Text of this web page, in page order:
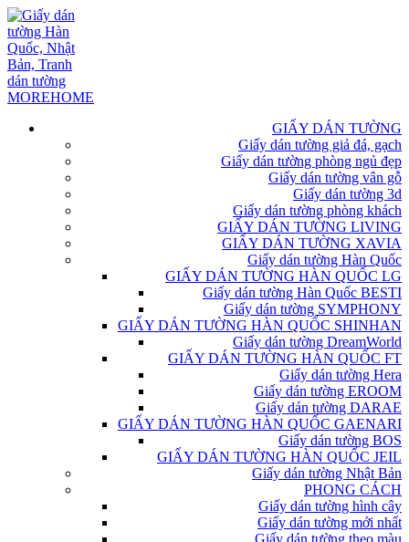
GIẤY DÁN TƯỜNG
Giấy dán tường giả đá, gạch
Giấy dán tường phòng ngủ đẹp
Giấy dán tường vân gỗ
Giấy dán tường 3d
Giấy dán tường phòng khách
GIẤY DÁN TƯỜNG LIVING
GIẤY DÁN TƯỜNG XAVIA
Giấy dán tường Hàn Quốc
GIẤY DÁN TƯỜNG HÀN QUỐC LG
Giấy dán tường Hàn Quốc BESTI
Giấy dán tường SYMPHONY
GIẤY DÁN TƯỜNG HÀN QUỐC SHINHAN
Giấy dán tường DreamWorld
GIẤY DÁN TƯỜNG HÀN QUỐC FT
Giấy dán tường Hera
Giấy dán tường EROOM
Giấy dán tường DARAE
GIẤY DÁN TƯỜNG HÀN QUỐC GAENARI
Giấy dán tường BOS
GIẤY DÁN TƯỜNG HÀN QUỐC JEIL
Giấy dán tường Nhật Bản
PHONG CÁCH
Giấy dán tường hình cây
Giấy dán tường mới nhất
Giấy dán tường theo màu